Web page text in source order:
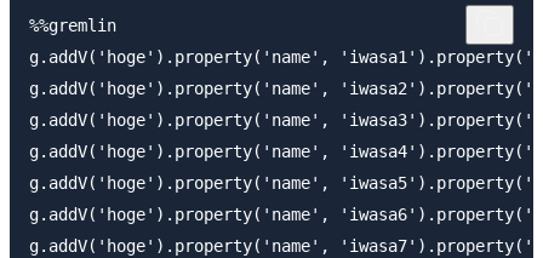
%%gremlin
g.addV('hoge').property('name',
g.addV('hoge').property('name',
g.addV('hoge').property('name',
g.addV('hoge').property('name',
g.addV('hoge').property('name',
g.addV('hoge').property('name',
g.addV('hoge').property('name',